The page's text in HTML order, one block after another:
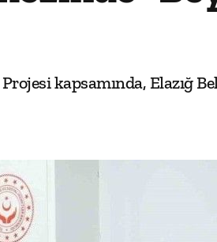
kapsamında, Elazığ